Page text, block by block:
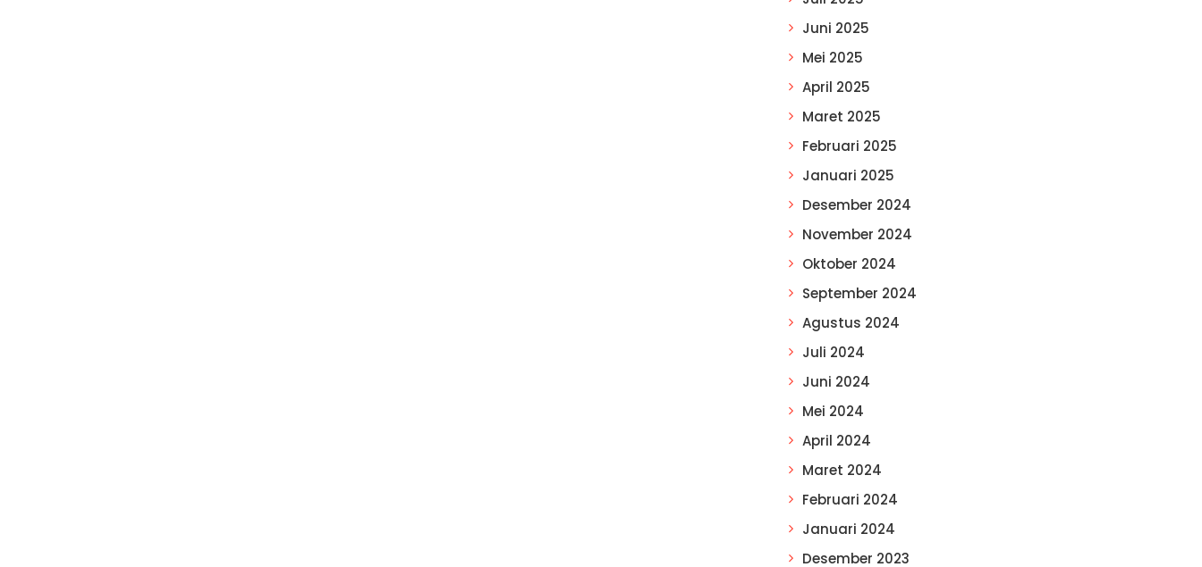
Juni 2025
Mei 2025
April 2025
Maret 2025
Februari 2025
Januari 2025
Desember 2024
November 2024
Oktober 2024
September 2024
Agustus 2024
Juli 2024
Juni 2024
Mei 2024
April 2024
Maret 2024
Februari 2024
Januari 2024
Desember 2023